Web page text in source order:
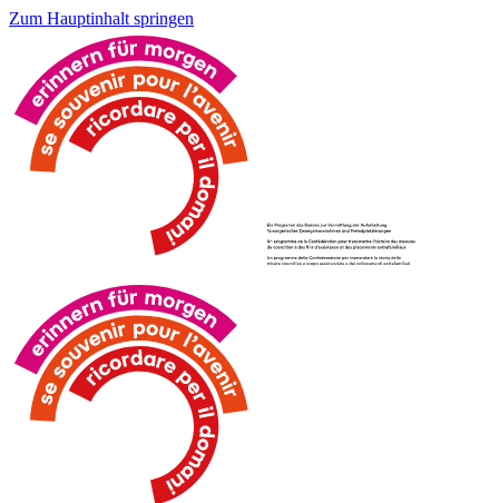
Zum Hauptinhalt springen